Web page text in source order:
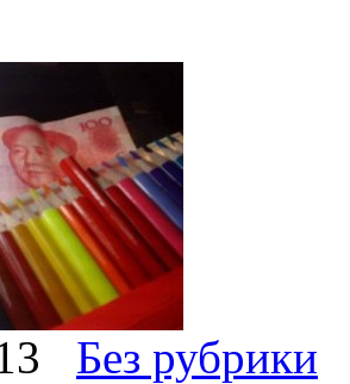
Без рубрики